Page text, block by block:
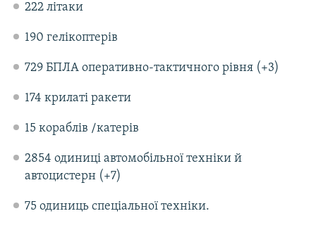
222 літаки
190 гелікоптерів
729 БПЛА оперативно-тактичного рівня (+3)
174 крилаті ракети
15 кораблів /катерів
2854 одиниці автомобільної техніки й
автоцистерн (+7)
75 одиниць спеціальної техніки.